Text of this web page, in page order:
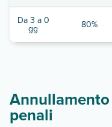
Da 3 a 0
gg 80%
penali